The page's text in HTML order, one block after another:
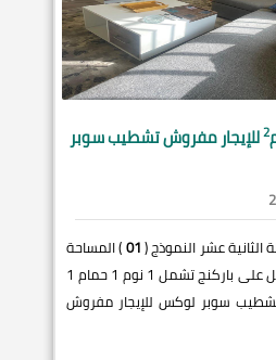
2للإيجار مفروش تشطيب سوبر
عشر النموذج (01) المساحة
قبلي و غربي تطل على باركنج تشمل 1 نوم 1 حمام 1
تشطيب سوبر لوكس للإيجار مفروش